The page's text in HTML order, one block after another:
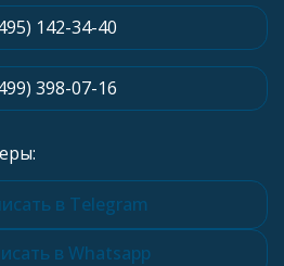
142-34-40
398-07-16
в Telegram
в Whatsapp